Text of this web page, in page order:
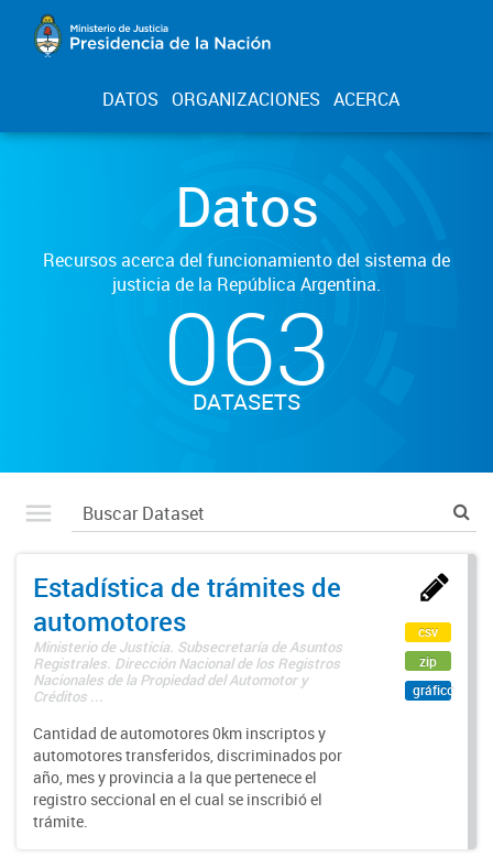
DATOS ORGANIZACIONES ACERCA
Datos
Recursos acerca del funcionamiento del sistema de
justicia de la República Argentina.
063
DATASETS
Estadística de trámites de
automotores
Ministerio de Justicia. Subsecretaría de Asuntos
Registrales. Dirección Nacional de los Registros
Nacionales de la Propiedad del Automotor y
Créditos ...
Cantidad de automotores 0km inscriptos y
automotores transferidos, discriminados por
año, mes y provincia a la que pertenece el
registro seccional en el cual se inscribió el
trámite.
csv
zip
gráfico